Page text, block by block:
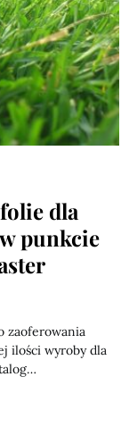
dla
punkcie
zaoferowania
ilości wyroby dla